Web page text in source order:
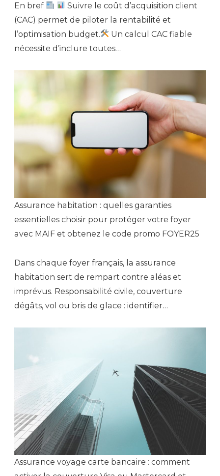
En bref
Suivre le coût d’acquisition client
(CAC) permet de piloter la rentabilité et
l’optimisation budget.
Un calcul CAC fiable
nécessite d’inclure toutes…
Assurance habitation : quelles garanties
essentielles choisir pour protéger votre foyer
avec MAIF et obtenez le code promo FOYER25
Dans chaque foyer français, la assurance
habitation sert de rempart contre aléas et
imprévus. Responsabilité civile, couverture
dégâts, vol ou bris de glace : identifier…
Assurance voyage carte bancaire : comment